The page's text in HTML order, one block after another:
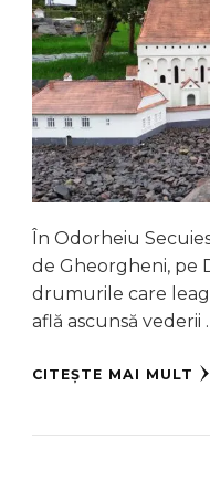
În Odorheiu
de Gheorgheni, pe
drumurile care
află ascunsă vederii
CITEȘTE MAI MULT